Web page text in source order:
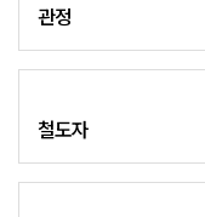
관정
철도자